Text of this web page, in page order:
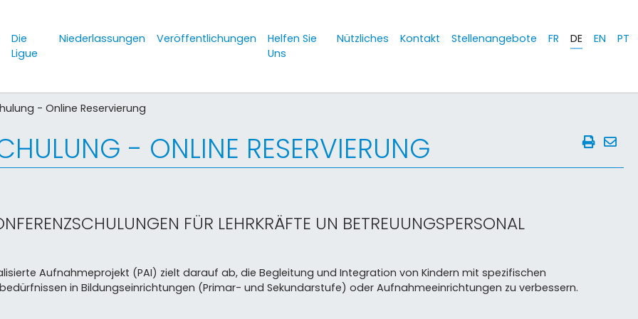
Die
Ligue
Niederlassungen Veröffentlichungen
Helfen Sie
Uns
Nützliches Kontakt Stellenangebote FR DE EN PT
- Online Reservierung
- ONLINE RESERVIERUNG
FÜR LEHRKRÄFTE UN BETREUUNGSPERSONAL
Aufnahmeprojekt (PAI) zielt darauf ab, die Begleitung und Integration von Kindern mit spezifischen
in Bildungseinrichtungen (Primar- und Sekundarstufe) oder Aufnahmeeinrichtungen zu verbessern.